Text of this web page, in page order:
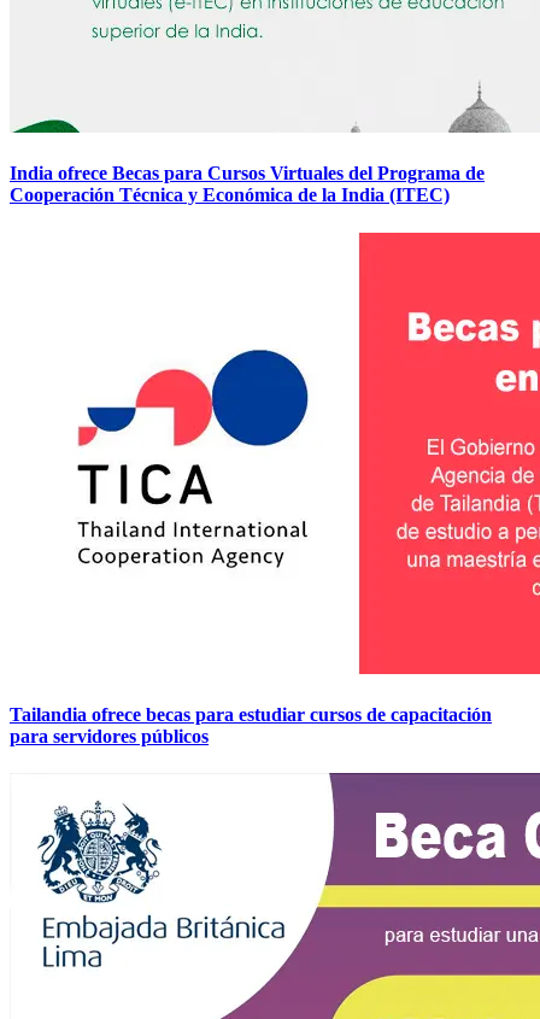
India ofrece Becas para Cursos Virtuales del Programa de
Cooperación Técnica y Económica de la India (ITEC)
Tailandia ofrece becas para estudiar cursos de capacitación
para servidores públicos